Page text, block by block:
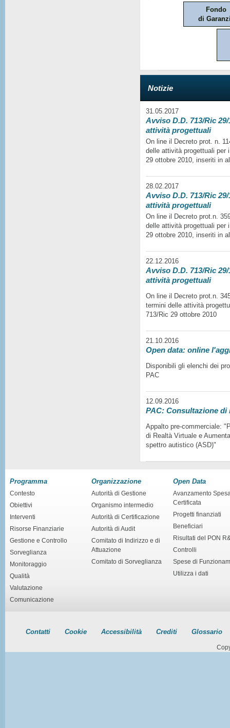
Fondo
di
Notizie
31.05.2017
Avviso D.D. 713/Ric
attività progettuali
On line il Decreto prot. n.
delle attività progettuali per
29 ottobre 2010, inseriti in
28.02.2017
Avviso D.D. 713/Ric
attività progettuali
On line il Decreto prot.n.
delle attività progettuali per
29 ottobre 2010, inseriti in
22.12.2016
Avviso D.D. 713/Ric
attività progettuali
On line il Decreto prot.n.
termini delle attività
713/Ric 29 ottobre 2010
21.10.2016
Open data: online
Disponibili gli elenchi dei
PAC
12.09.2016
PAC: Consultazione di
Appalto pre-commerciale:
di Realtà Virtuale e
spettro autistico (ASD)"
Programma
Contesto
Obiettivi
Interventi
Risorse Finanziarie
Gestione e Controllo
Sorveglianza
Monitoraggio
Qualità
Valutazione
Comunicazione
Organizzazione
Autorità di Gestione
Organismo intermedio
Autorità di Certificazione
Autorità di Audit
Comitato di Indirizzo e di
Attuazione
Comitato di Sorveglianza
Open Data
Avanzamento
Certificata
Progetti finanziati
Beneficiari
Risultati del PON
Controlli
Spese di
Utilizza i dati
Contatti Cookie Accessibilità Crediti Glossario